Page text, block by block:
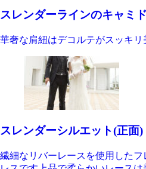
スレンダーラインのキャミ
華奢な肩紐はデコルテがスッキリ
スレンダーシルエット(正面)
繊細なリバーレースを使用した